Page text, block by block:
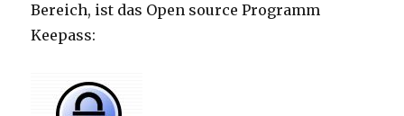
Bereich, ist das Open source Programm
Keepass: